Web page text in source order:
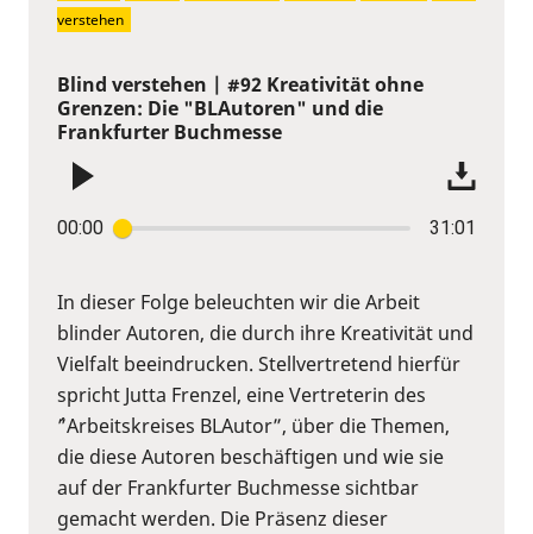
Blind verstehen | #92 Kreativität ohne
Grenzen: Die "BLAutoren" und die
Frankfurter Buchmesse
00:00 31:01
In dieser Folge beleuchten wir die Arbeit
blinder Autoren, die durch ihre Kreativität und
Vielfalt beeindrucken. Stellvertretend hierfür
spricht Jutta Frenzel, eine Vertreterin des
´”Arbeitskreises BLAutor”, über die Themen,
die diese Autoren beschäftigen und wie sie
auf der Frankfurter Buchmesse sichtbar
gemacht werden. Die Präsenz dieser
verstehen